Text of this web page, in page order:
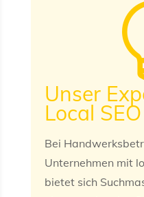
Unser
Local SEO
Bei
Unternehmen mit
bietet sich